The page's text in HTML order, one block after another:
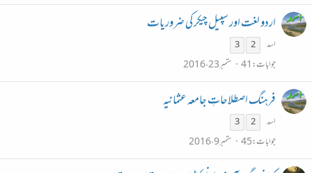
اردو لغت اور سپیل چیکر کی ضروریات
اسد 2
3
جوابات 41 ستمبر 23، 2016
فرہنگ اصطلاحاتِ جامعہ عثمانیہ
اسد 2
3
جوابات 45 ستمبر 9، 2016